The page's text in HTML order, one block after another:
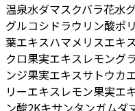
温泉水ダマスクバラ花水
グルコシドラウリン酸ポ
葉エキスハマメリスエキ
クロ果実エキスレモング
ンジ果実エキスサトウカ
リーエキスレモン果実エ